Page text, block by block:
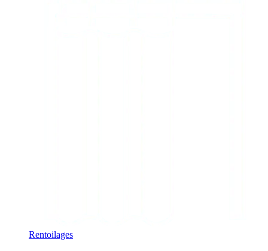
Rentoilages